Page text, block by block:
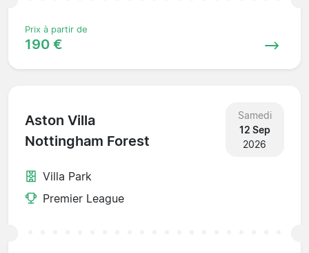
Prix à partir de
190 €
Aston Villa
Nottingham Forest
Samedi
12 Sep
2026
Villa Park
Premier League